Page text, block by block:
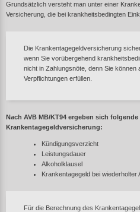
Grundsätzlich versteht man unter einer
Versicherung, die bei krankheitsbedingten
Die Krankentagegeldversicherung
wenn Sie vorübergehend
nicht in Zahlungsnöte, denn Sie
Verpflichtungen erfüllen.
Nach AVB MB/KT94 ergeben sich
Krankentagegeldversicherung:
Kündigungsverzicht
Leistungsdauer
Alkoholklausel
Krankentagegeld bei wiederholter
Für die Berechnung des